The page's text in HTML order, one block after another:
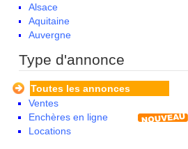
Alsace
Aquitaine
Auvergne
Bourgogne
Centre
Champagne Ardenne
Corse
Franche Comte - Suisse
Type d'annonce
Toutes les annonces
Ventes
Enchères en ligne
Locations